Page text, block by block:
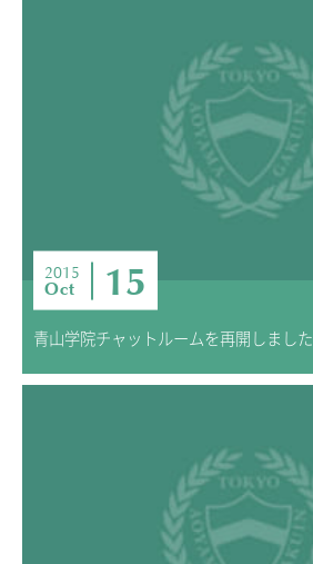
2015
Oct 15
青山学院チャットルームを再開しました